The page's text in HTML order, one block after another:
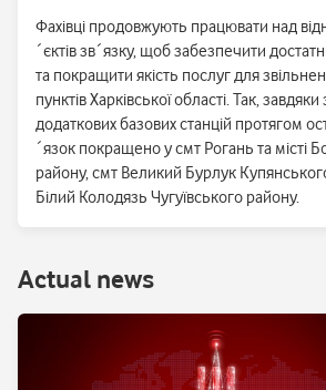
Фахівці продовжують працювати над
´єктів зв´язку, щоб забезпечити
та покращити якість послуг для
пунктів Харківської області. Так,
додаткових базових станцій протягом
´язок покращено у смт Рогань та місті
району, смт Великий Бурлук
Білий Колодязь Чугуївського району.
Аctual news